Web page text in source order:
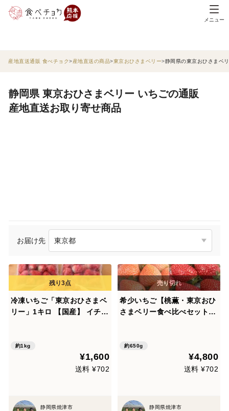
メニュー
産地直送通販 食べチョク 産地直送の商品 東京おひさまベリー 静岡県の東京おひさまベ
静岡県 東京おひさまベリー いちごの通販
産地直送お取り寄せ商品
お届け先
冷凍いちご「東京おひさまベ
リー」1キロ 【国産】 イチゴ
ジャム 【ご希望の方にはバー
スデーカード同封します♪】
約1kg
¥1,600
送料 ¥702
静岡県焼津市
希少いちご【桃薫・東京おひ
さまベリー食べ比べセット】
あたり） 贈答 高級 イチゴ 苺
果物 プレゼント 誕生日 お祝
い 贈り物 記念日 母の日
約650g
¥4,800
送料 ¥702
静岡県焼津市